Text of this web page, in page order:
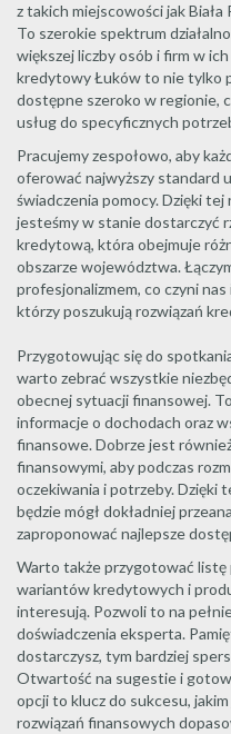
z takich miejscowości jak Biała
To szerokie spektrum
większej liczby osób i firm w
kredytowy Łuków to nie tylko
dostępne szeroko w regionie,
usług do specyficznych
Pracujemy zespołowo, aby
oferować najwyższy standard
świadczenia pomocy. Dzięki
jesteśmy w stanie dostarczyć
kredytową, która obejmuje
obszarze województwa.
profesjonalizmem, co czyni
którzy poszukują rozwiązań
Przygotowując się do
warto zebrać wszystkie
obecnej sytuacji finansowej.
informacje o dochodach oraz
finansowe. Dobrze jest
finansowymi, aby podczas
oczekiwania i potrzeby.
będzie mógł dokładniej
zaproponować najlepsze
Warto także przygotować
wariantów kredytowych i
interesują. Pozwoli to na
doświadczenia eksperta.
dostarczysz, tym bardziej
Otwartość na sugestie i
opcji to klucz do sukcesu,
rozwiązań finansowych